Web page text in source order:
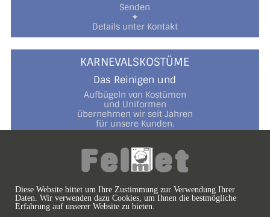
Diese Website bittet um Ihre Zustimmung zur Verwendung Ihrer
Daten. Wir verwenden dazu Cookies, um Ihnen die bestmögliche
Erfahrung auf unserer Website zu bieten.
Senden
✦
Details unter Kontakt
KARNEVALSKOSTÜME
Das Reinigen und
Aufbügeln von Kostümen
und Uniformen
übernehmen wir seit Jahren
für unsere Kunden.
Zur vollen Zufriedenheit
und mit viel Sinn
fürs Detail